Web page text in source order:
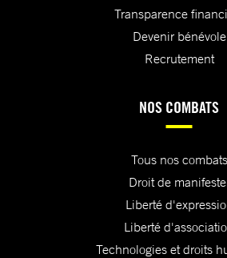
Transparence
Devenir bénévole
Recrutement
NOS COMBATS
Tous nos combats
Droit de
Liberté
Liberté
Technologies et droits